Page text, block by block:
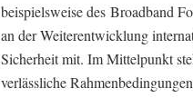
beispielsweise des Broadband
an der Weiterentwicklung
Sicherheit mit. Im Mittelpunkt
verlässliche